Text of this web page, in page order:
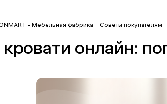
- Мебельная фабрика Советы покупателям
онлайн: